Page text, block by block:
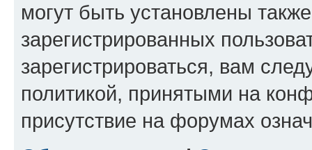
могут быть установлены
зарегистрированных
зарегистрироваться, вам
политикой, принятыми на
присутствие на форумах